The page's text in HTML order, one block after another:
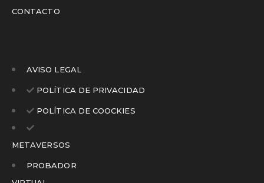
CONTACTO
AVISO LEGAL
POLÍTICA DE PRIVACIDAD
POLÍTICA DE COOCKIES
METAVERSOS
PROBADOR